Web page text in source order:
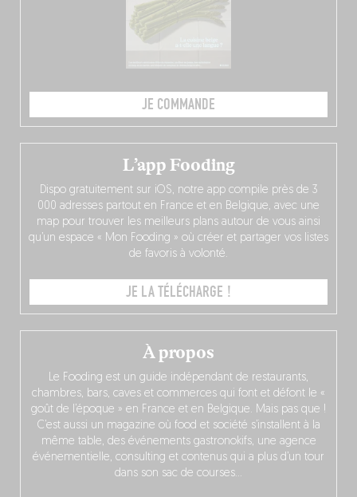
JE COMMANDE
À propos
Le Fooding est un guide indépendant de restaurants,
chambres, bars, caves et commerces qui font et défont le «
goût de l’époque » en France et en Belgique. Mais pas que !
C’est aussi un magazine où food et société s’installent à la
même table, des événements gastronokifs, une agence
événementielle, consulting et contenus qui a plus d’un tour
dans son sac de courses…
L’app Fooding
Dispo gratuitement sur iOS, notre app compile près de 3
000 adresses partout en France et en Belgique, avec une
map pour trouver les meilleurs plans autour de vous ainsi
qu’un espace « Mon Fooding » où créer et partager vos listes
de favoris à volonté.
JE LA TÉLÉCHARGE !